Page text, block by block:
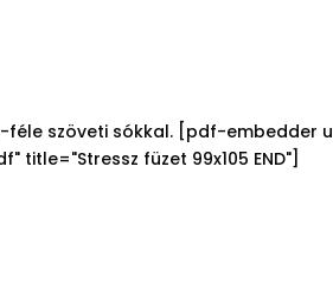
féle szöveti sókkal. [pdf-
füzet 99x105 END"]